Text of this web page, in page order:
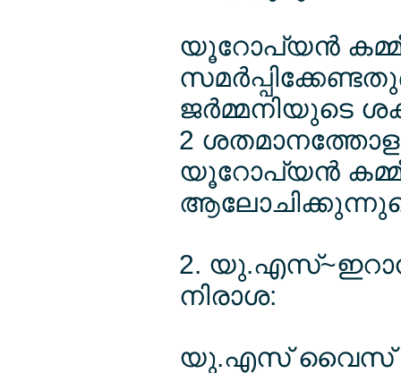
യൂറോപ്യന്‍
ജര്‍മ്മനിയുടെ
2
യൂറോപ്യന്‍
2. യു.എസ്~ഇറാന്‍
നിരാശ:
യു.എസ് വൈസ്